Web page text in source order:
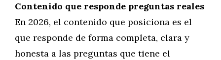
Contenido que responde preguntas reales
En 2026, el contenido que posiciona es el
que responde de forma completa, clara y
honesta a las preguntas que tiene el